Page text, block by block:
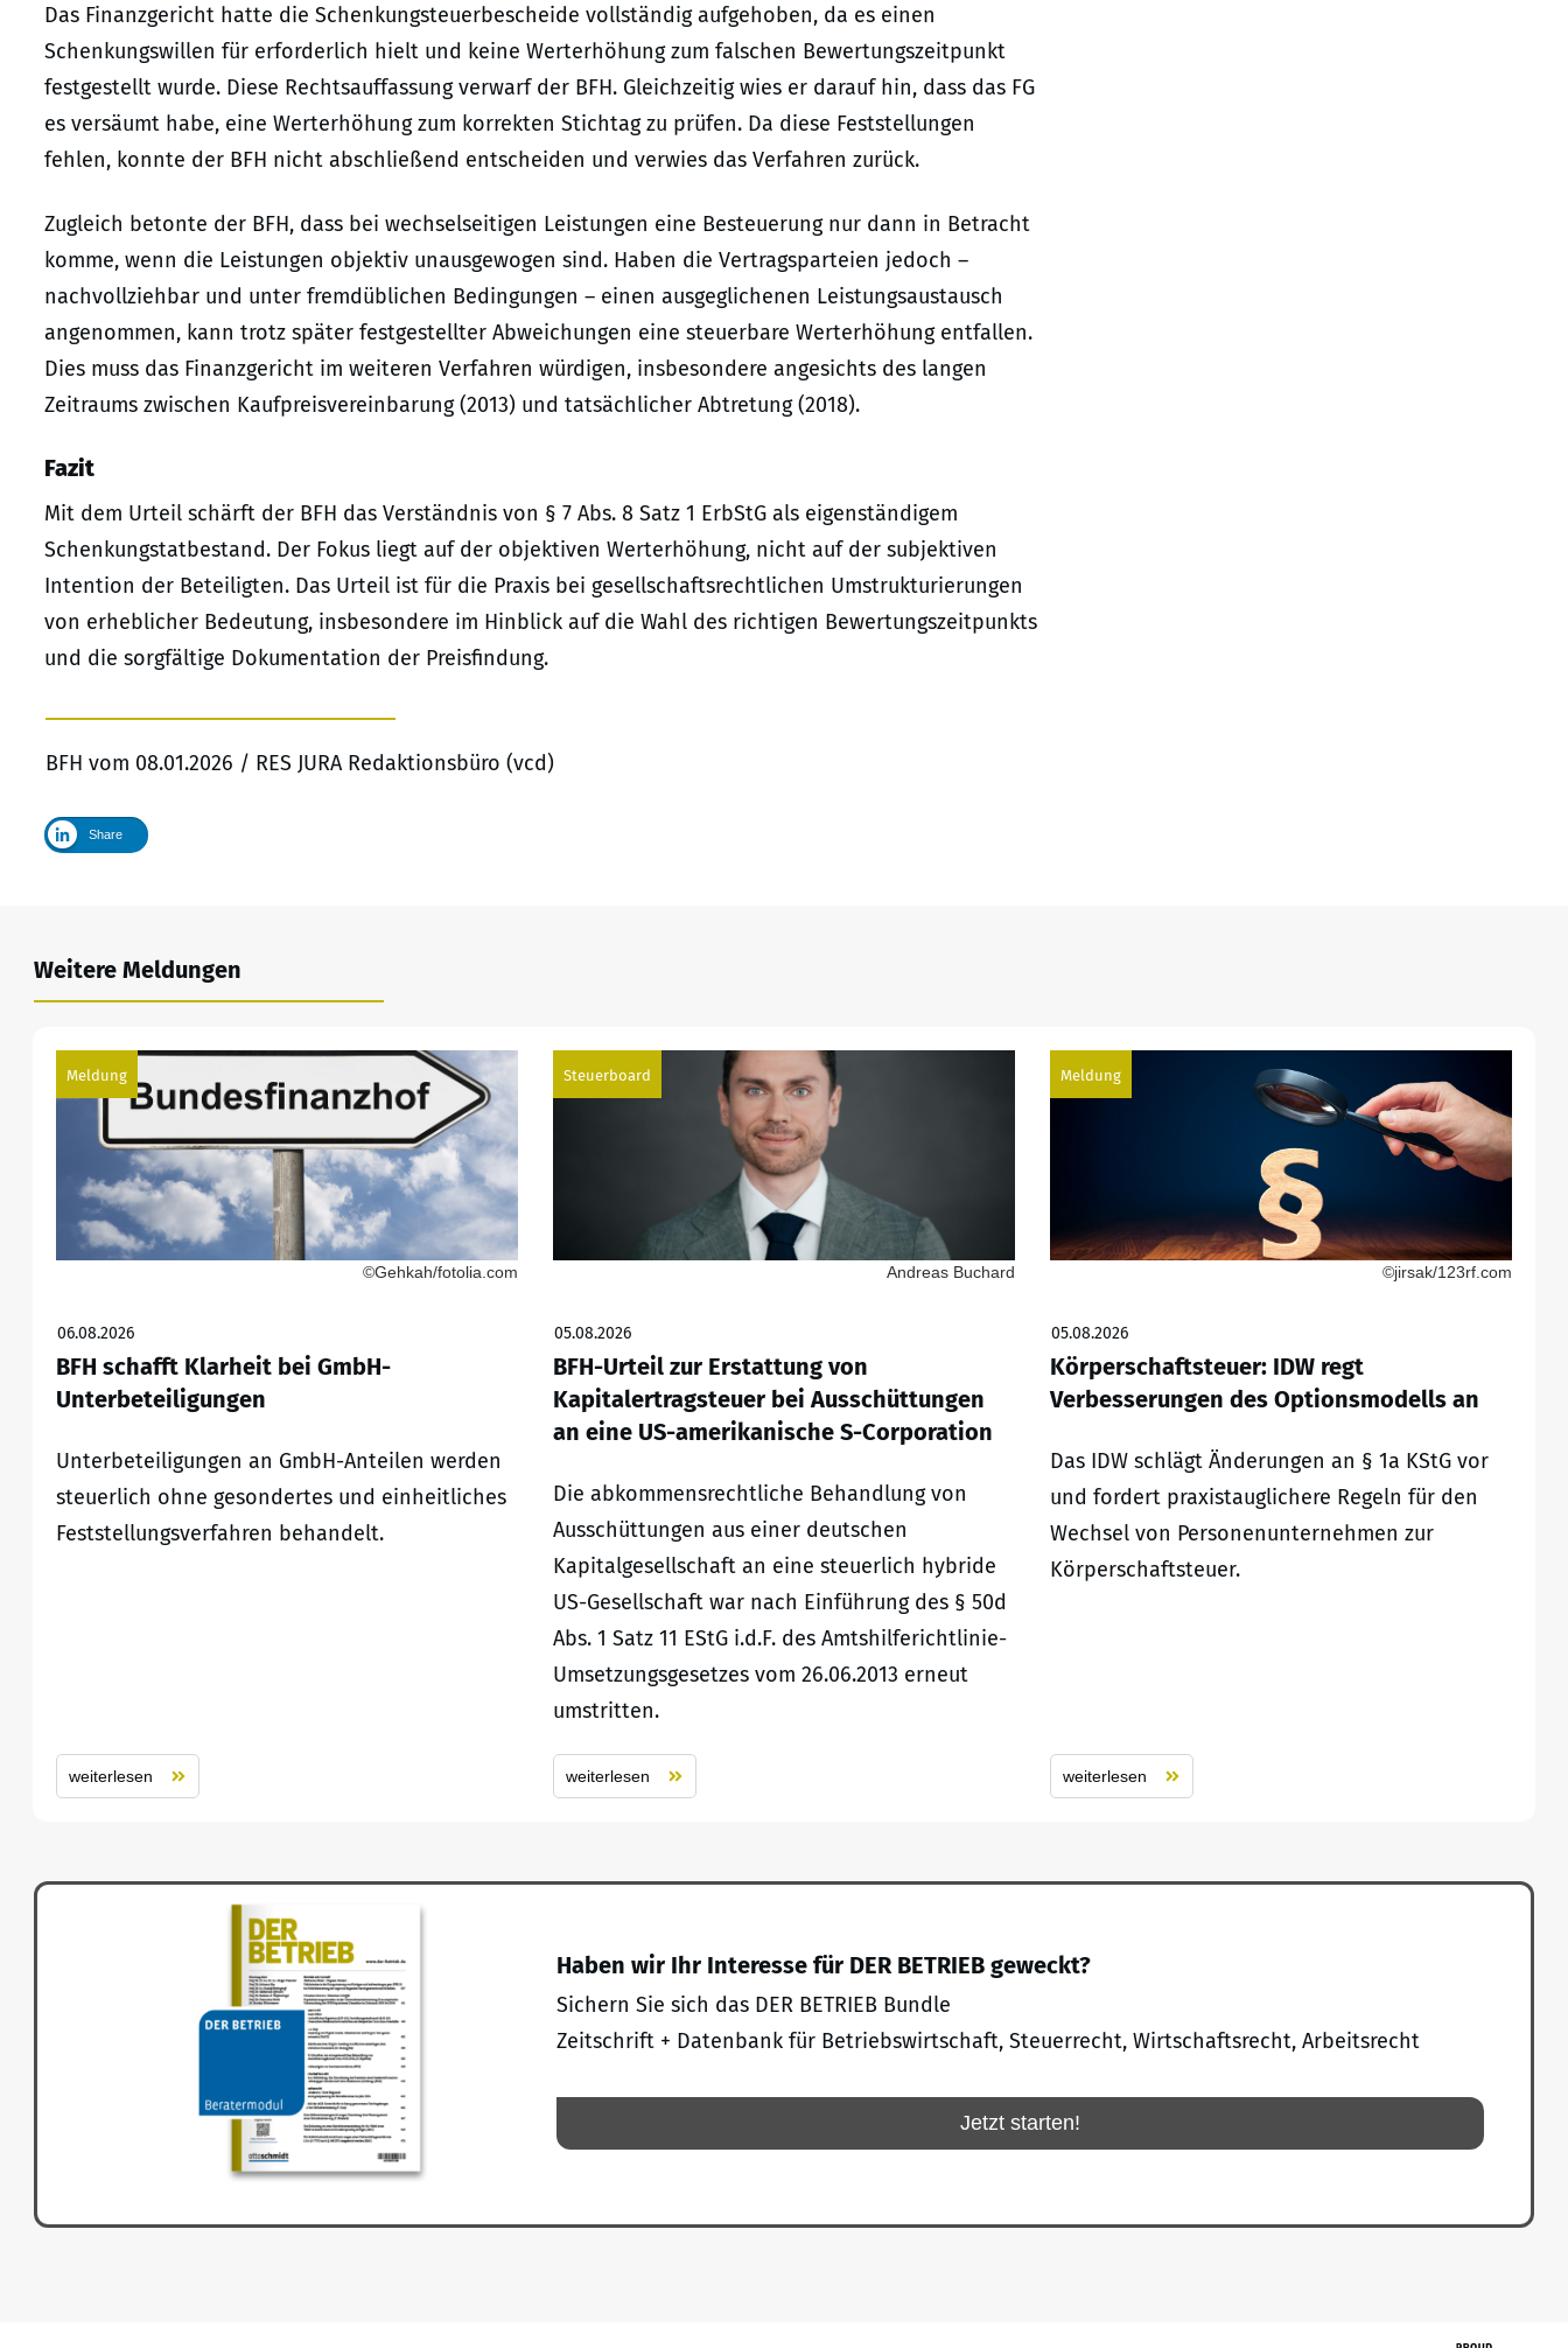
Das Finanzgericht hatte die Schenkungsteuerbescheide vollständig aufgehoben, da es einen
Schenkungswillen für erforderlich hielt und keine Werterhöhung zum falschen Bewertungszeitpunkt
festgestellt wurde. Diese Rechtsauffassung verwarf der BFH. Gleichzeitig wies er darauf hin, dass das FG
es versäumt habe, eine Werterhöhung zum korrekten Stichtag zu prüfen. Da diese Feststellungen
fehlen, konnte der BFH nicht abschließend entscheiden und verwies das Verfahren zurück.
Zugleich betonte der BFH, dass bei wechselseitigen Leistungen eine Besteuerung nur dann in Betracht
komme, wenn die Leistungen objektiv unausgewogen sind. Haben die Vertragsparteien jedoch –
nachvollziehbar und unter fremdüblichen Bedingungen – einen ausgeglichenen Leistungsaustausch
angenommen, kann trotz später festgestellter Abweichungen eine steuerbare Werterhöhung entfallen.
Dies muss das Finanzgericht im weiteren Verfahren würdigen, insbesondere angesichts des langen
Zeitraums zwischen Kaufpreisvereinbarung (2013) und tatsächlicher Abtretung (2018).
Fazit
Mit dem Urteil schärft der BFH das Verständnis von § 7 Abs. 8 Satz 1 ErbStG als eigenständigem
Schenkungstatbestand. Der Fokus liegt auf der objektiven Werterhöhung, nicht auf der subjektiven
Intention der Beteiligten. Das Urteil ist für die Praxis bei gesellschaftsrechtlichen Umstrukturierungen
von erheblicher Bedeutung, insbesondere im Hinblick auf die Wahl des richtigen Bewertungszeitpunkts
und die sorgfältige Dokumentation der Preisfindung.
BFH vom 08.01.2026 / RES JURA Redaktionsbüro (vcd)
Share
Weitere Meldungen
Meldung
©Gehkah/fotolia.com
06.08.2026
BFH schafft Klarheit bei GmbH-
Unterbeteiligungen
Unterbeteiligungen an GmbH-Anteilen werden
steuerlich ohne gesondertes und einheitliches
Feststellungsverfahren behandelt.
weiterlesen
Steuerboard
Andreas Buchard
05.08.2026
BFH-Urteil zur Erstattung von
Kapitalertragsteuer bei Ausschüttungen
an eine US-amerikanische S-Corporation
Die abkommensrechtliche Behandlung von
Ausschüttungen aus einer deutschen
Kapitalgesellschaft an eine steuerlich hybride
US-Gesellschaft war nach Einführung des § 50d
Abs. 1 Satz 11 EStG i.d.F. des Amtshilferichtlinie-
Umsetzungsgesetzes vom 26.06.2013 erneut
umstritten.
weiterlesen
Meldung
©jirsak/123rf.com
05.08.2026
Körperschaftsteuer: IDW regt
Verbesserungen des Optionsmodells an
Das IDW schlägt Änderungen an § 1a KStG vor
und fordert praxistauglichere Regeln für den
Wechsel von Personenunternehmen zur
Körperschaftsteuer.
weiterlesen
Haben wir Ihr Interesse für DER BETRIEB geweckt?
Sichern Sie sich das DER BETRIEB Bundle
Zeitschrift + Datenbank für Betriebswirtschaft, Steuerrecht, Wirtschaftsrecht, Arbeitsrecht
Jetzt starten!